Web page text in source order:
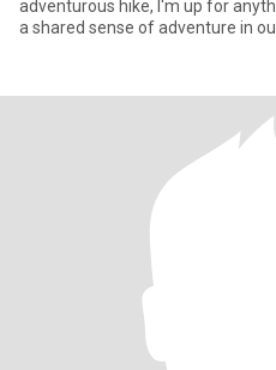
adventurous hike, I'm up for
a shared sense of adventure in